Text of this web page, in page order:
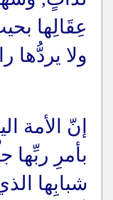
عِقَالِها
ولا يردُّها
إنّ الأمة
بأمرِ
شبابِها